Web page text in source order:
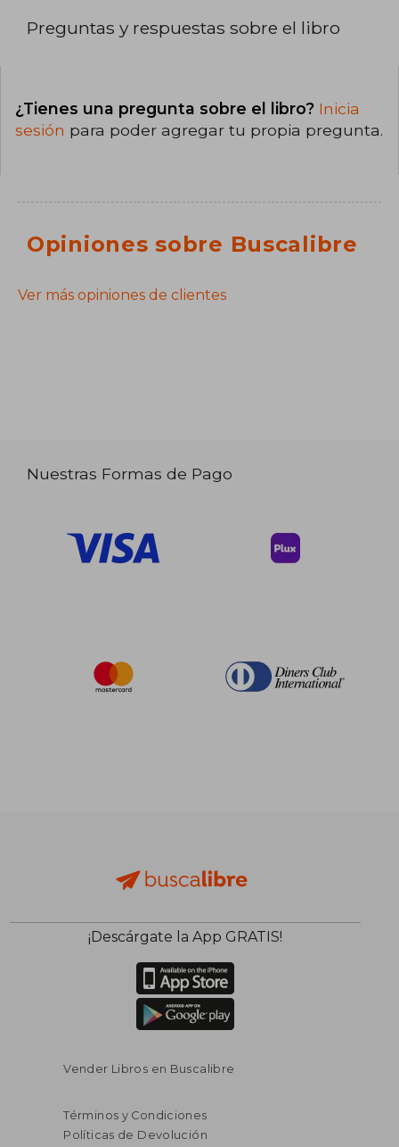
Preguntas y respuestas sobre el libro
¿Tienes una pregunta sobre el libro? Inicia
sesión para poder agregar tu propia pregunta.
Opiniones sobre Buscalibre
Ver más opiniones de clientes
Nuestras Formas de Pago
¡Descárgate la App GRATIS!
Vender Libros en Buscalibre
Términos y Condiciones
Políticas de Devolución